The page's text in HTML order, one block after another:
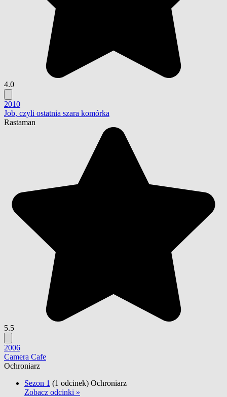
4.0
2010
Job, czyli ostatnia szara komórka
Rastaman
5.5
2006
Camera Cafe
Ochroniarz
Sezon 1 (1 odcinek) Ochroniarz
Zobacz odcinki »